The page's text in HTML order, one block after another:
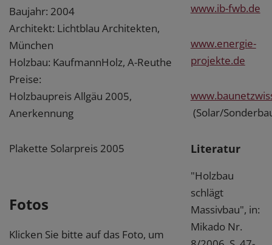
Baujahr: 2004
Architekt: Lichtblau Architekten,
München
Holzbau: KaufmannHolz, A-Reuthe
Preise:
Holzbaupreis Allgäu 2005,
Anerkennung
Plakette Solarpreis 2005
Fotos
Klicken Sie bitte auf das Foto, um
www.ib-fwb.de
www.energie-
projekte.de
(Solar/
Literatur
"Holzbau
schlägt
Massivbau", in:
Mikado Nr.